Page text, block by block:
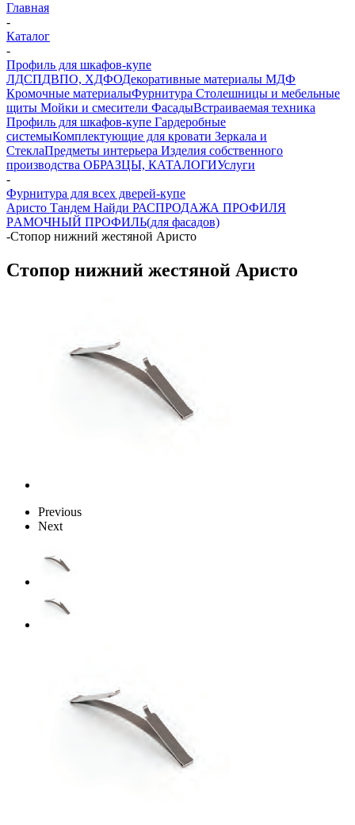
Главная
-
Каталог
-
Профиль для шкафов-купе
ЛДСПДВПО, ХДФОДекоративные материалы МДФ
Кромочные материалыФурнитура Столешницы и мебельные
щиты Мойки и смесители ФасадыВстраиваемая техника
Профиль для шкафов-купе Гардеробные
системыКомплектующие для кровати Зеркала и
СтеклаПредметы интерьера Изделия собственного
производства ОБРАЗЦЫ, КАТАЛОГИУслуги
-
Фурнитура для всех дверей-купе
Аристо Тандем Найди РАСПРОДАЖА ПРОФИЛЯ
PАМОЧНЫЙ ПРОФИЛЬ(для фасадов)
-Стопор нижний жестяной Аристо
Стопор нижний жестяной Аристо
Previous
Next